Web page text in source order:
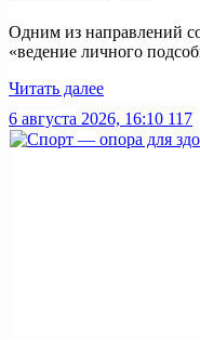
Одним из направлений
«ведение личного
Читать далее
6 августа 2026, 16:10 117